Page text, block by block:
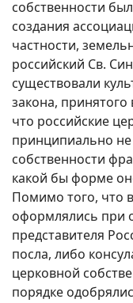
собственности
создания
частности,
российский Св.
существовали
закона, принятого
что российские
принципиально
собственности
какой бы форме
Помимо того, что
оформлялись при
представителя
посла, либо
церковной
порядке